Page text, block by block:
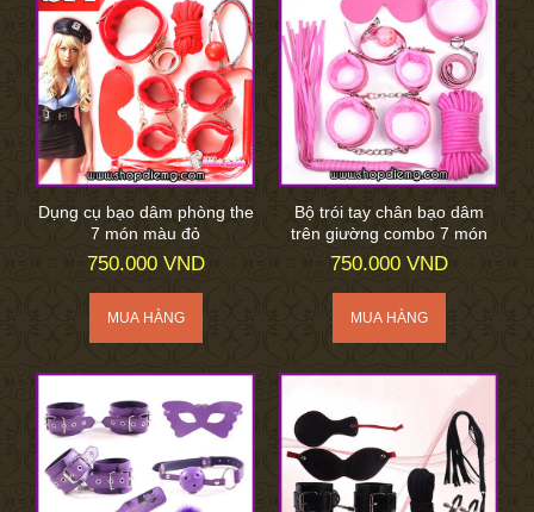
Dụng cụ bạo dâm phòng the
7 món màu đỏ
750.000 VND
Bộ trói tay chân bạo dâm
trên giường combo 7 món
750.000 VND